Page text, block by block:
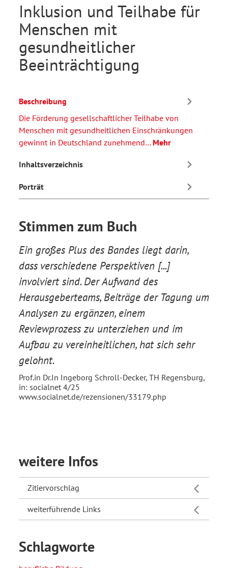
Inklusion und Teilhabe für
Menschen mit
gesundheitlicher
Beeinträchtigung
Beschreibung
Die Förderung gesellschaftlicher Teilhabe von
Menschen mit gesundheitlichen Einschränkungen
gewinnt in Deutschland zunehmend… Mehr
Inhaltsverzeichnis
Porträt
Stimmen zum Buch
Ein großes Plus des Bandes liegt darin,
dass verschiedene Perspektiven [...]
involviert sind. Der Aufwand des
Herausgeberteams, Beiträge der Tagung um
Analysen zu ergänzen, einem
Reviewprozess zu unterziehen und im
Aufbau zu vereinheitlichen, hat sich sehr
gelohnt.
Prof.in Dr.In Ingeborg Schroll-Decker, TH Regensburg,
in: socialnet 4/25
www.socialnet.de/rezensionen/33179.php
weitere Infos
Zitiervorschlag
weiterführende Links
Schlagworte